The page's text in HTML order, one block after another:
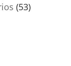
(53)